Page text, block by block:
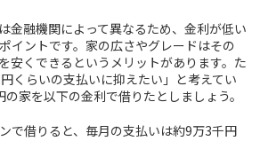
金融機関によって異なるため、金利が低い
イントです。家の広さやグレードはその
安くできるというメリットがあります。た
くらいの支払いに抑えたい」と考えてい
家を以下の金利で借りたとしましょう。
で借りると、毎月の支払いは約9万3千円